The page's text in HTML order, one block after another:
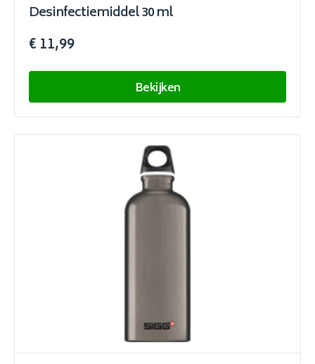
Desinfectiemiddel 30 ml
€ 11,99
Bekijken